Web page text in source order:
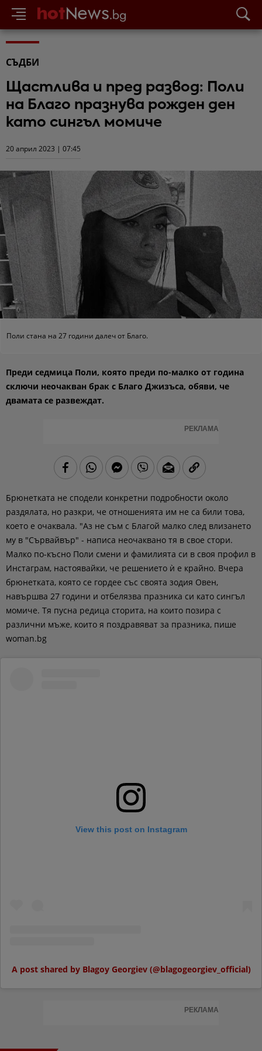
СЪДБИ
Щастлива и пред развод: Поли
на Благо празнува рожден ден
като сингъл момиче
20 април 2023 | 07:45
Поли стана на 27 години далеч от Благо.
Преди седмица Поли, която преди по-малко от година
сключи неочакван брак с Благо Джизъса, обяви, че
двамата се развеждат.
РЕКЛАМА
Брюнетката не сподели конкретни подробности около
раздялата, но разкри, че отношенията им не са били това,
което е очаквала. "Аз не съм с Благой малко след влизането
му в "Сървайвър" - написа неочаквано тя в свое стори.
Малко по-късно Поли смени и фамилията си в своя профил в
Инстаграм, настоявайки, че решението ѝ е крайно. Вчера
брюнетката, която се гордее със своята зодия Овен,
навършва 27 години и отбелязва празника си като сингъл
момиче. Тя пусна редица сторита, на които позира с
различни мъже, които я поздравяват за празника, пише
woman.bg
View this post on Instagram
A post shared by Blagoy Georgiev (@blagogeorgiev_official)
РЕКЛАМА